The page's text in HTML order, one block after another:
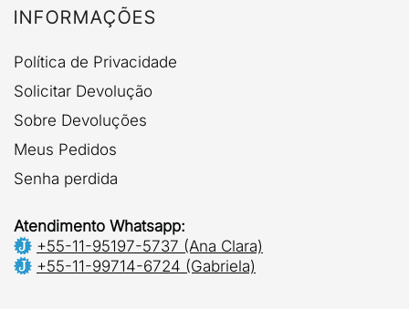
INFORMAÇÕES
Política de Privacidade
Solicitar Devolução
Sobre Devoluções
Meus Pedidos
Senha perdida
Atendimento Whatsapp:
+55-11-95197-5737 (Ana Clara)
+55-11-99714-6724 (Gabriela)